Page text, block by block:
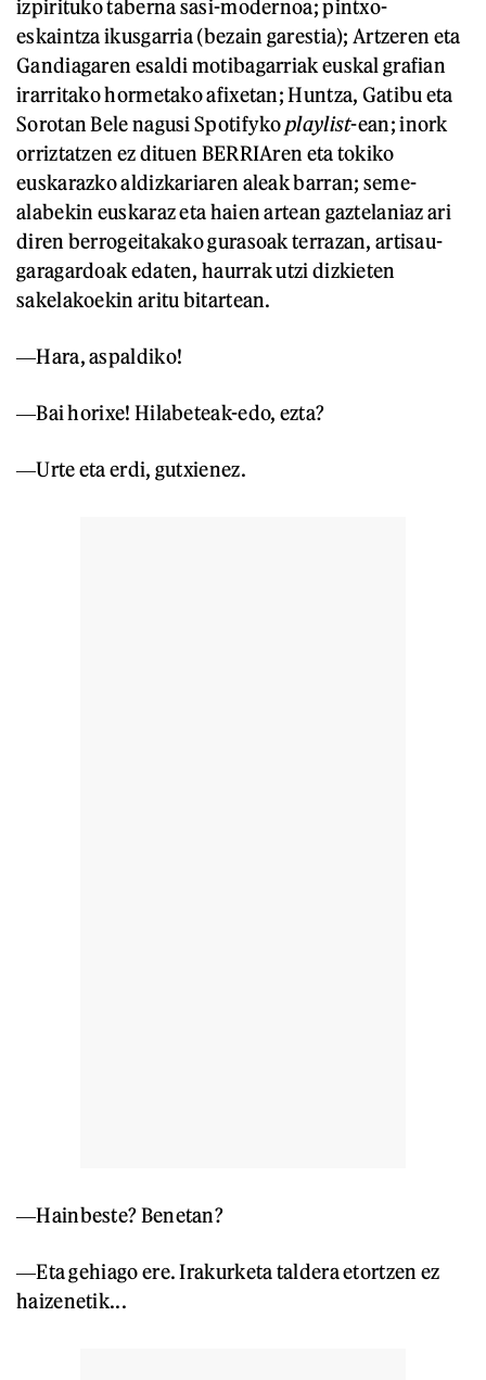
izpirituko taberna sasi-modernoa; pintxo-
eskaintza ikusgarria (bezain garestia); Artzeren eta
Gandiagaren esaldi motibagarriak euskal grafian
irarritako hormetako afixetan; Huntza, Gatibu eta
Sorotan Bele nagusi Spotifykoplaylist-ean; inork
orriztatzen ez dituen BERRIAren eta tokiko
euskarazko aldizkariaren aleak barran; seme-
alabekin euskaraz eta haien artean gaztelaniaz ari
diren berrogeitakako gurasoak terrazan, artisau-
garagardoak edaten, haurrak utzi dizkieten
sakelakoekin aritu bitartean.
―Hara, aspaldiko!
―Bai horixe! Hilabeteak-edo, ezta?
―Urte eta erdi, gutxienez.
―Hainbeste? Benetan?
―Eta gehiago ere. Irakurketa taldera etortzen ez
haizenetik...